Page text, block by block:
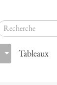
Tableaux